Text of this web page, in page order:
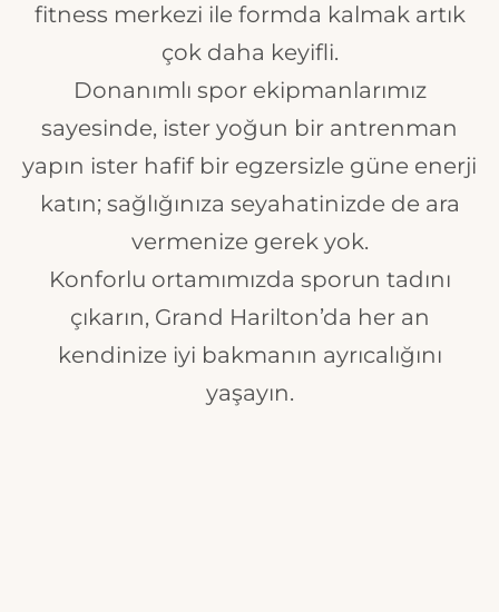
fitness merkezi ile formda kalmak artık
çok daha keyifli.
Donanımlı spor ekipmanlarımız
sayesinde, ister yoğun bir antrenman
yapın ister hafif bir egzersizle güne enerji
katın; sağlığınıza seyahatinizde de ara
vermenize gerek yok.
Konforlu ortamımızda sporun tadını
çıkarın, Grand Harilton’da her an
kendinize iyi bakmanın ayrıcalığını
yaşayın.